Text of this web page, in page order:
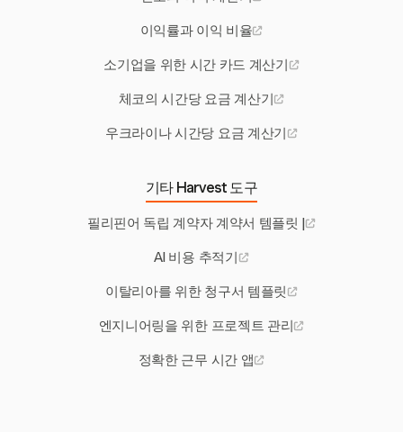
이익률과 이익 비율
소기업을 위한 시간 카드 계산기
체코의 시간당 요금 계산기
우크라이나 시간당 요금 계산기
기타 Harvest 도구
필리핀어 독립 계약자 계약서 템플릿 |
AI 비용 추적기
이탈리아를 위한 청구서 템플릿
엔지니어링을 위한 프로젝트 관리
정확한 근무 시간 앱